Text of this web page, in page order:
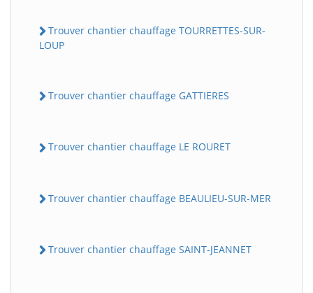
Trouver chantier chauffage TOURRETTES-SUR-
LOUP
Trouver chantier chauffage GATTIERES
Trouver chantier chauffage LE ROURET
Trouver chantier chauffage BEAULIEU-SUR-MER
Trouver chantier chauffage SAINT-JEANNET